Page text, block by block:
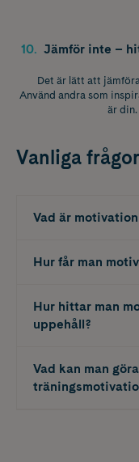
10. Jämför inte –
Det är lätt att
Använd andra som
är din.
Vanliga
Vad är
Hur får man
Hur hittar man
uppehåll?
Vad kan man